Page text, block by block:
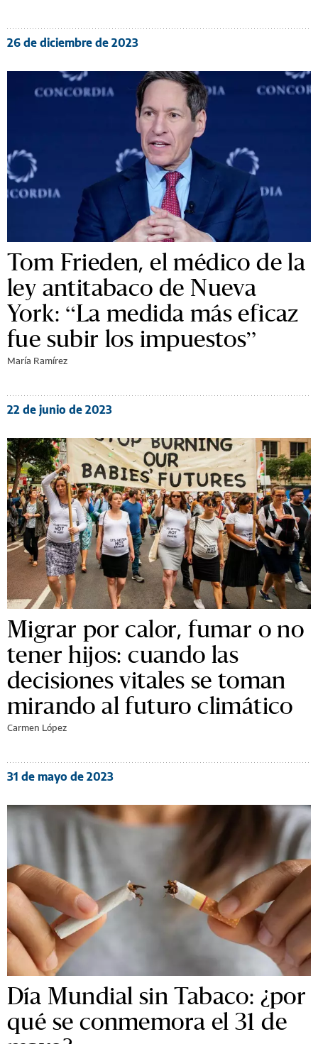
26 de diciembre de 2023
Tom Frieden, el médico de la
ley antitabaco de Nueva
York: “La medida más eficaz
fue subir los impuestos”
María Ramírez
22 de junio de 2023
Migrar por calor, fumar o no
tener hijos: cuando las
decisiones vitales se toman
mirando al futuro climático
Carmen López
31 de mayo de 2023
Día Mundial sin Tabaco: ¿por
qué se conmemora el 31 de